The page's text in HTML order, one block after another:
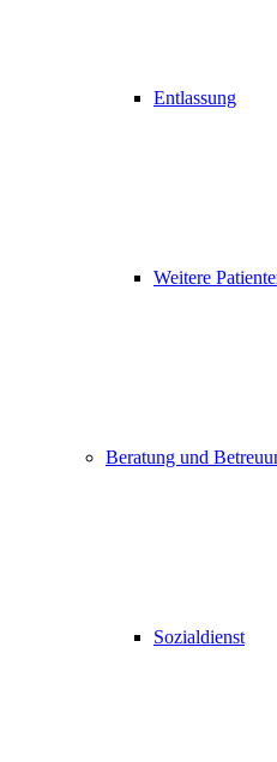
Entlassung
Weitere
Beratung und
Sozialdienst